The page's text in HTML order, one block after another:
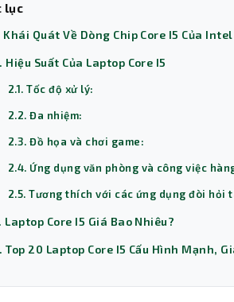
lục
Khái Quát Về Dòng Chip Core I5 Của Intel
Hiệu Suất Của Laptop Core I5
2.1. Tốc độ xử lý:
2.2. Đa nhiệm:
2.3. Đồ họa và chơi game:
2.4. Ứng dụng văn phòng và công việc
2.5. Tương thích với các ứng dụng đòi hỏi
Laptop Core I5 Giá Bao Nhiêu?
Top 20 Laptop Core I5 Cấu Hình Mạnh,